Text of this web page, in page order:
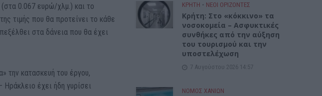
(στα 0.067 ευρώ/χλμ.) και το
τιμής που θα προτείνει το κάθε
στα δάνεια που θα έχει
την κατασκευή του έργου,
έχει ήδη γυρίσει
ΚΡΗΤΗ • ΝΕΟΙ ΟΡΙΖΟΝΤΕΣ
Κρήτη: Στο «κόκκινο» τα
νοσοκομεία – Ασφυκτικές
συνθήκες από την αύξηση
του τουρισμού και την
υποστελέχωση
7 Αυγούστου 2026 14:57
ΝΟΜΌΣ ΧΑΝΊΩΝ